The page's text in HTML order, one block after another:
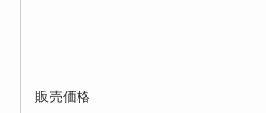
販売価格